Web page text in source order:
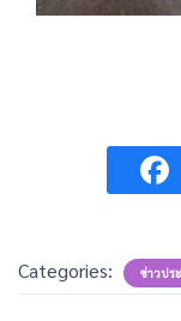
Categories: ข่าวปร